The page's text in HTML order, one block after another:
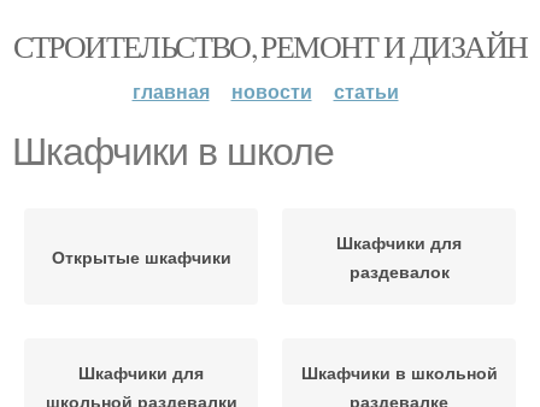
СТРОИТЕЛЬСТВО, РЕМОНТ И ДИЗАЙН
главная новости статьи
Шкафчики в школе
Открытые шкафчики
Шкафчики для
раздевалок
Шкафчики для
школьной раздевалки
Шкафчики в школьной
раздевалке